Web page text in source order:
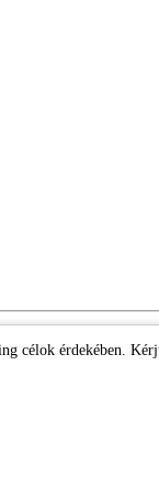
célok érdekében.